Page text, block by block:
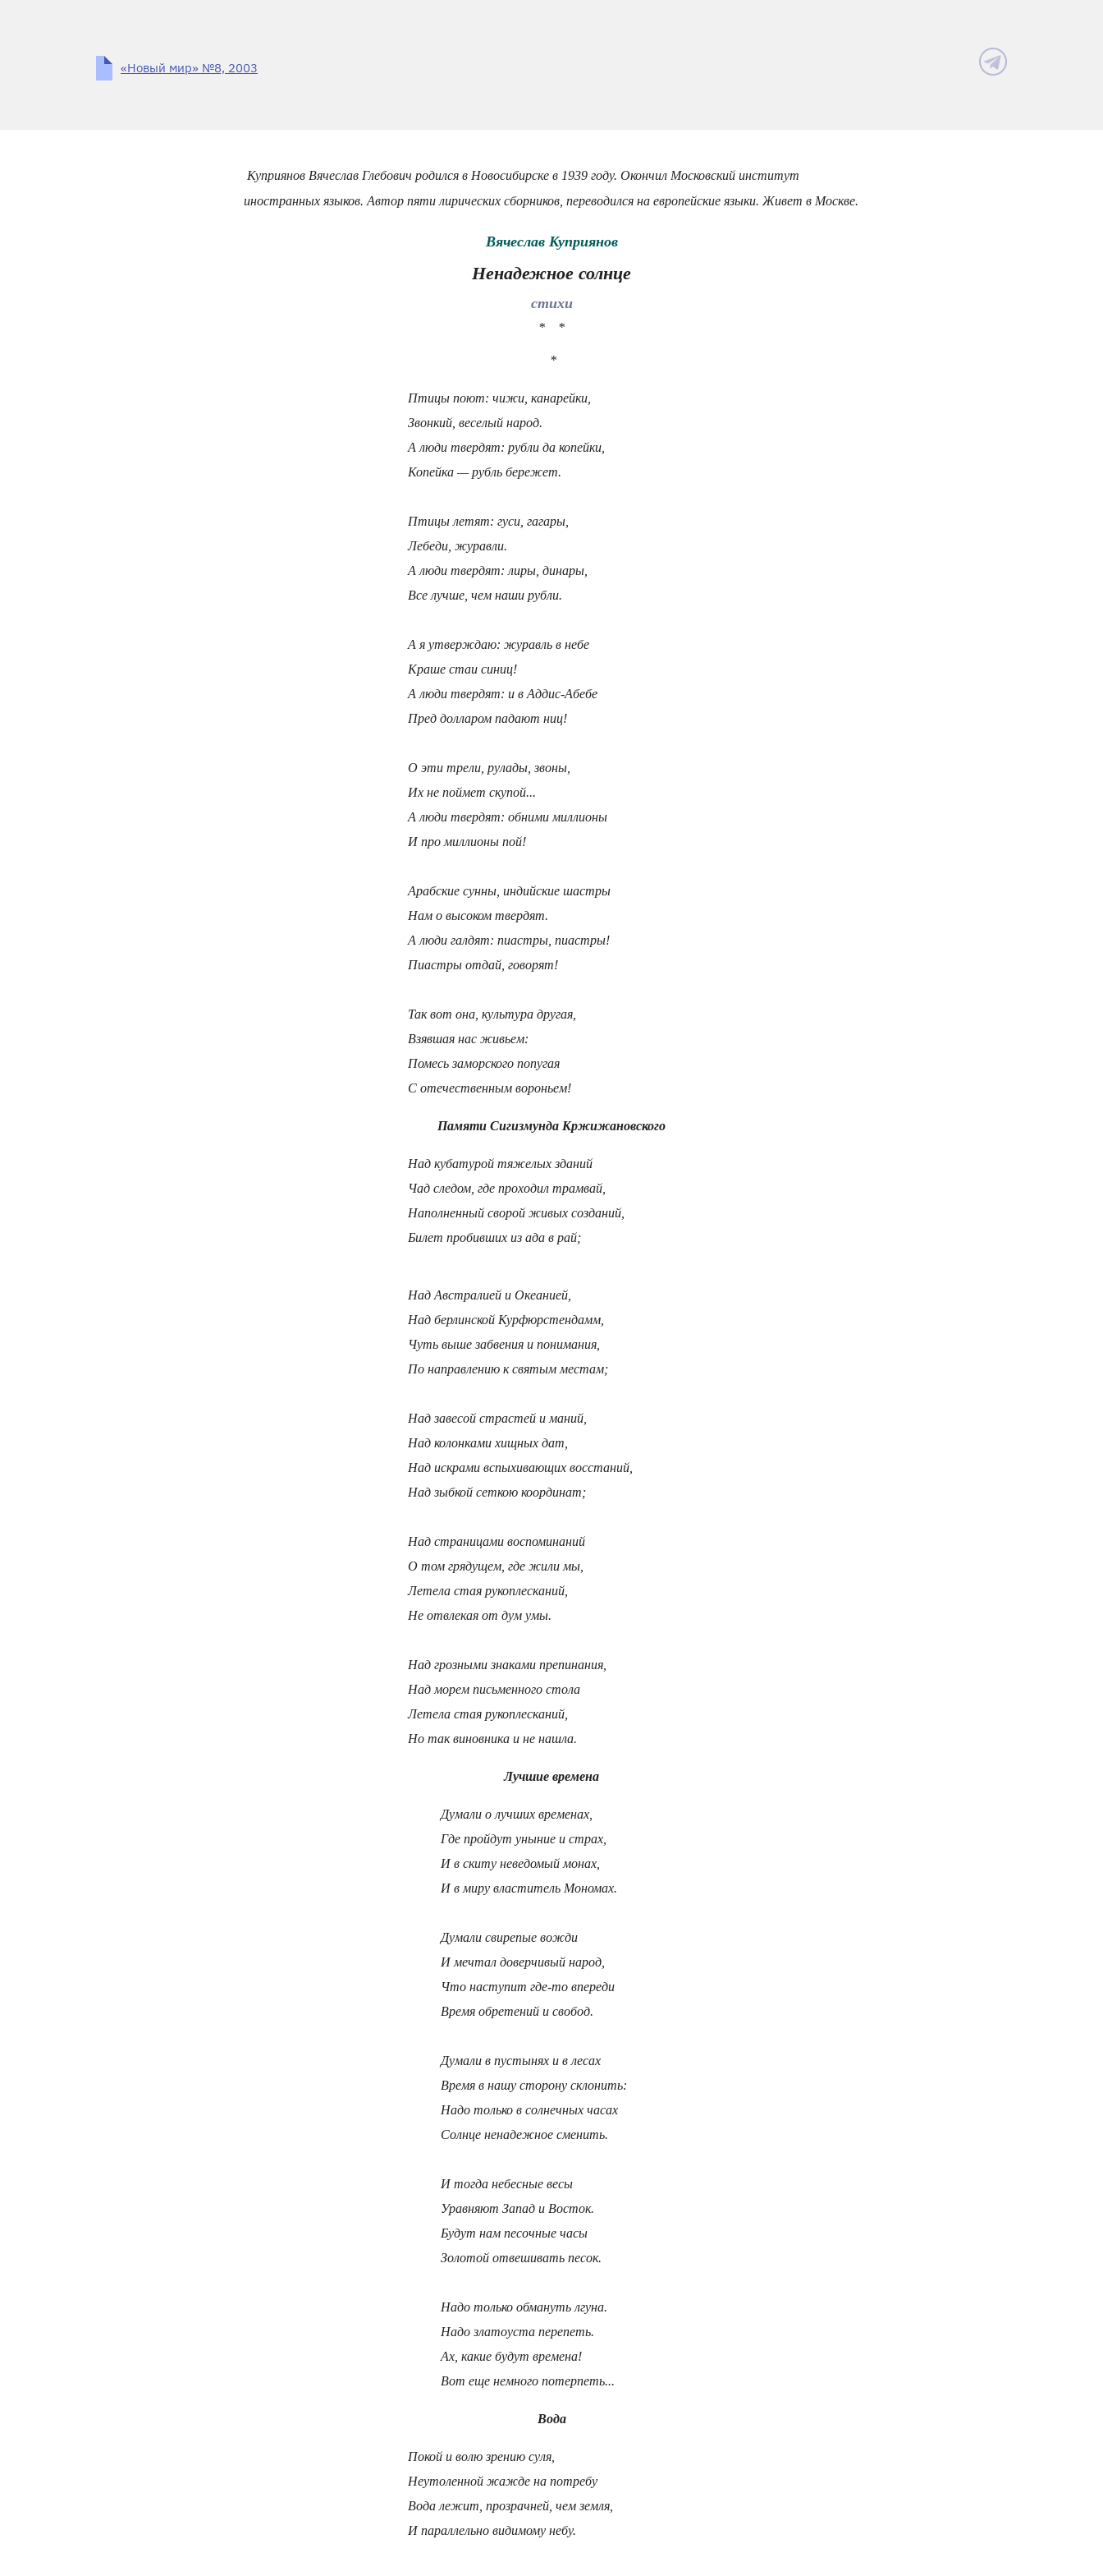
«Новый мир» №8, 2003
Куприянов Вячеслав Глебович родился в Новосибирске в 1939 году. Окончил Московский институт
иностранных языков. Автор пяти лирических сборников, переводился на европейские языки. Живет в Москве.
Вячеслав Куприянов
Ненадежное солнце
стихи
* *
*
Птицы поют: чижи, канарейки,
Звонкий, веселый народ.
А люди твердят: рубли да копейки,
Копейка — рубль бережет.
Птицы летят: гуси, гагары,
Лебеди, журавли.
А люди твердят: лиры, динары,
Все лучше, чем наши рубли.
А я утверждаю: журавль в небе
Краше стаи синиц!
А люди твердят: и в Аддис-Абебе
Пред долларом падают ниц!
О эти трели, рулады, звоны,
Их не поймет скупой...
А люди твердят: обними миллионы
И про миллионы пой!
Арабские сунны, индийские шастры
Нам о высоком твердят.
А люди галдят: пиастры, пиастры!
Пиастры отдай, говорят!
Так вот она, культура другая,
Взявшая нас живьем:
Помесь заморского попугая
С отечественным вороньем!
Памяти Сигизмунда Кржижановского
Над кубатурой тяжелых зданий
Чад следом, где проходил трамвай,
Наполненный сворой живых созданий,
Билет пробивших из ада в рай;
Над Австралией и Океанией,
Над берлинской Курфюрстендамм,
Чуть выше забвения и понимания,
По направлению к святым местам;
Над завесой страстей и маний,
Над колонками хищных дат,
Над искрами вспыхивающих восстаний,
Над зыбкой сеткою координат;
Над страницами воспоминаний
О том грядущем, где жили мы,
Летела стая рукоплесканий,
Не отвлекая от дум умы.
Над грозными знаками препинания,
Над морем письменного стола
Летела стая рукоплесканий,
Но так виновника и не нашла.
Лучшие времена
Думали о лучших временах,
Где пройдут уныние и страх,
И в скиту неведомый монах,
И в миру властитель Мономах.
Думали свирепые вожди
И мечтал доверчивый народ,
Что наступит где-то впереди
Время обретений и свобод.
Думали в пустынях и в лесах
Время в нашу сторону склонить:
Надо только в солнечных часах
Солнце ненадежное сменить.
И тогда небесные весы
Уравняют Запад и Восток.
Будут нам песочные часы
Золотой отвешивать песок.
Надо только обмануть лгуна.
Надо златоуста перепеть.
Ах, какие будут времена!
Вот еще немного потерпеть...
Вода
Покой и волю зрению суля,
Неутоленной жажде на потребу
Вода лежит, прозрачней, чем земля,
И параллельно видимому небу.